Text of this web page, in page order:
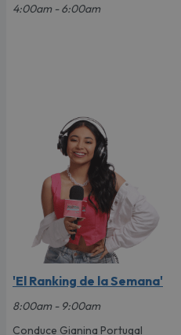
4:00am - 6:00am
'El Ranking de la Semana'
8:00am - 9:00am
Conduce Gianina Portugal